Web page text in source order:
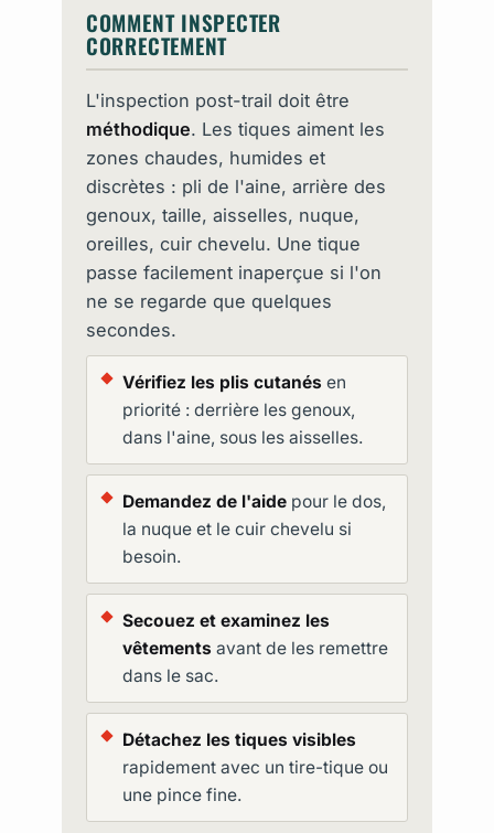
COMMENT INSPECTER
CORRECTEMENT
L'inspection post-trail doit être
méthodique. Les tiques aiment les
zones chaudes, humides et
discrètes : pli de l'aine, arrière des
genoux, taille, aisselles, nuque,
oreilles, cuir chevelu. Une tique
passe facilement inaperçue si l'on
ne se regarde que quelques
secondes.
Vérifiez les plis cutanés en
priorité : derrière les genoux,
dans l'aine, sous les aisselles.
Demandez de l'aidepour le dos,
la nuque et le cuir chevelu si
besoin.
Secouez et examinez les
vêtements avant de les remettre
dans le sac.
Détachez les tiques visibles
rapidement avec un tire-tique ou
une pince fine.